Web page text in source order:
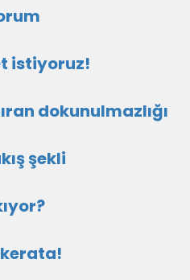
istiyoruz!
dokunulmazlığı
şekli